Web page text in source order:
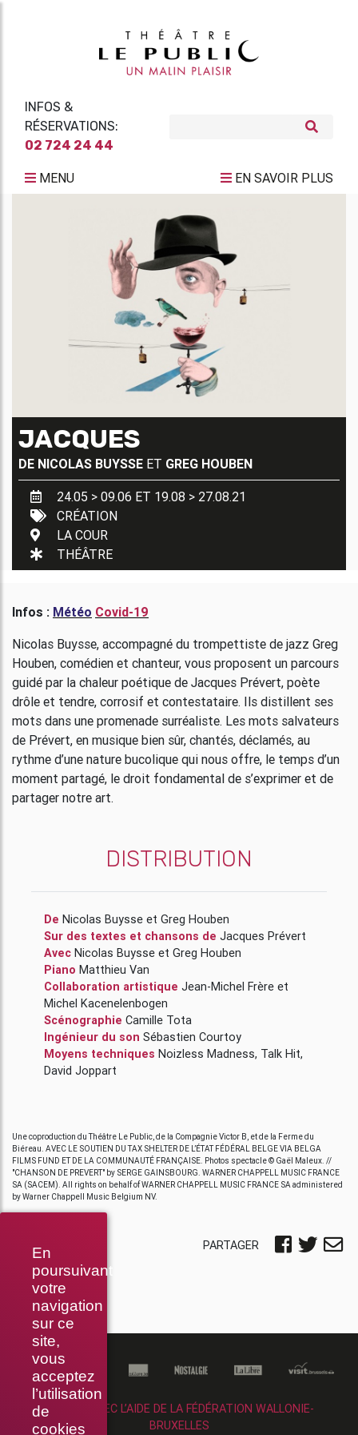
En
poursuivant
votre
navigation
sur ce
site,
vous
acceptez
l’utilisation
de
cookies
INFOS &
RÉSERVATIONS:
02 724 24 44
MENU EN SAVOIR PLUS
JACQUES
DE NICOLAS BUYSSE ET GREG HOUBEN
24.05 > 09.06 ET 19.08 > 27.08.21
CRÉATION
LA COUR
THÉÂTRE
Infos : Météo Covid-19
Nicolas Buysse, accompagné du trompettiste de jazz Greg
Houben, comédien et chanteur, vous proposent un parcours
guidé par la chaleur poétique de Jacques Prévert, poète
drôle et tendre, corrosif et contestataire. Ils distillent ses
mots dans une promenade surréaliste. Les mots salvateurs
de Prévert, en musique bien sûr, chantés, déclamés, au
rythme d’une nature bucolique qui nous offre, le temps d’un
moment partagé, le droit fondamental de s’exprimer et de
partager notre art.
DISTRIBUTION
De Nicolas Buysse et Greg Houben
Sur des textes et chansons de Jacques Prévert
Avec
Nicolas Buysse et Greg Houben
Piano Matthieu Van
Collaboration artistique Jean-Michel Frère et
Michel Kacenelenbogen
Scénographie Camille Tota
Ingénieur du son Sébastien Courtoy
Moyens techniques Noizless Madness, Talk Hit,
David Joppart
Une coproduction du Théâtre Le Public, de la Compagnie Victor B, et de la Ferme du
Biéreau. AVEC LE SOUTIEN DU TAX SHELTER DE L’ÉTAT FÉDÉRAL BELGE VIA BELGA
FILMS FUND ET DE LA COMMUNAUTÉ FRANÇAISE. Photos spectacle © Gaël Maleux. //
"CHANSON DE PREVERT" by SERGE GAINSBOURG. WARNER CHAPPELL MUSIC FRANCE
SA (SACEM). All rights on behalf of WARNER CHAPPELL MUSIC FRANCE SA administered
by Warner Chappell Music Belgium NV.
PARTAGER
RÉALISÉ AVEC L’AIDE DE LA FÉDÉRATION WALLONIE-
BRUXELLES